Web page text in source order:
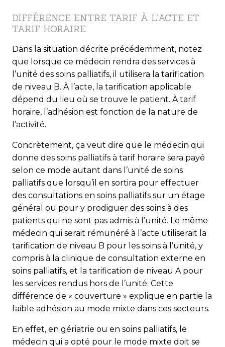
DIFFÉRENCE ENTRE TARIF À L’ACTE ET
TARIF HORAIRE
Dans la situation décrite précédemment, notez
que lorsque ce médecin rendra des services à
l’unité des soins palliatifs, il utilisera la tarification
de niveau B. À l’acte, la tarification applicable
dépend du lieu où se trouve le patient. À tarif
horaire, l’adhésion est fonction de la nature de
l’activité.
Concrètement, ça veut dire que le médecin qui
donne des soins palliatifs à tarif horaire sera payé
selon ce mode autant dans l’unité de soins
palliatifs que lorsqu’il en sortira pour effectuer
des consultations en soins palliatifs sur un étage
général ou pour y prodiguer des soins à des
patients qui ne sont pas admis à l’unité. Le même
médecin qui serait rémunéré à l’acte utiliserait la
tarification de niveau B pour les soins à l’unité, y
compris à la clinique de consultation externe en
soins palliatifs, et la tarification de niveau A pour
les services rendus hors de l’unité. Cette
différence de « couverture » explique en partie la
faible adhésion au mode mixte dans ces secteurs.
En effet, en gériatrie ou en soins palliatifs, le
médecin qui a opté pour le mode mixte doit se